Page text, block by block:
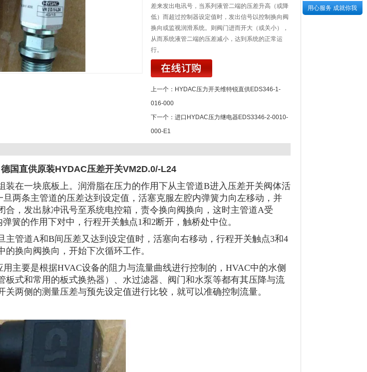
差来发出电讯号，当系列液管二端的压差升高（或降
低）而超过控制器设定值时，发出信号以控制换向阀
换向或监视润滑系统。则阀门进而开大（或关小），
从而系统液管二端的压差减小，达到系统的正常运
行。
上一个： HYDAC压力开关维特锐直供EDS346-1-
016-000
下一个： 进口HYDAC压力继电器EDS3346-2-0010-
000-E1
德国直供原装HYDAC压差开关VM2D.0/-L24
装在一块底板上。润滑脂在压力的作用下从主管道B进入压差开关阀体活
两条主管道的压差达到设定值，活塞克服左腔内弹簧力向左移动，并
合，发出脉冲讯号至系统电控箱，责令换向阀换向，这时主管道A受
簧的作用下对中，行程开关触点1和2断开，触桥处中位。
主管道A和B间压差又达到设定值时，活塞向右移动，行程开关触点3和4
换向阀换向，开始下次循环工作。
主要是根据HVAC设备的阻力与流量曲线进行控制的，HVAC中的水侧
板式和常用的板式换热器）、水过滤器、阀门和水泵等都有其压降与流
关两侧的测量压差与预先设定值进行比较，就可以准确控制流量。
用心服务 成就你我